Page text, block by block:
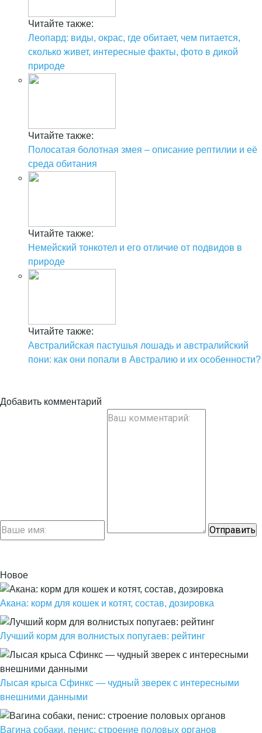
Читайте также:
Леопард: виды, окрас, где обитает, чем питается,
сколько живет, интересные факты, фото в дикой
природе
Читайте также:
Полосатая болотная змея – описание рептилии и её
среда обитания
Читайте также:
Немейский тонкотел и его отличие от подвидов в
природе
Читайте также:
Австралийская пастушья лошадь и австралийский
пони: как они попали в Австралию и их особенности?
Добавить комментарий
Новое
Акана: корм для кошек и котят, состав, дозировка
Лучший корм для волнистых попугаев: рейтинг
Лысая крыса Сфинкс — чудный зверек с интересными
внешними данными
Вагина собаки, пенис: строение половых органов